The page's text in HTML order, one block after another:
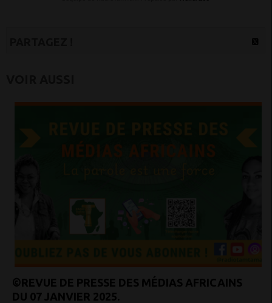
©REVUE DE PRESSE DES MÉDIAS AFRICAINS
DU 07 JANVIER 2025.